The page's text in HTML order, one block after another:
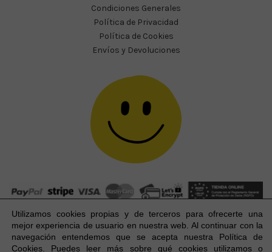
Condiciones Generales
Política de Privacidad
Política de Cookies
Envíos y Devoluciones
Happy Party Studio® 2023-2026 I © Todos los derechos
Utilizamos cookies propias y de terceros para ofrecerte una
mejor experiencia de usuario en nuestra web. Al continuar con la
navegación entendemos que se acepta nuestra Política de
Cookies. Puedes leer más sobre qué cookies utilizamos o